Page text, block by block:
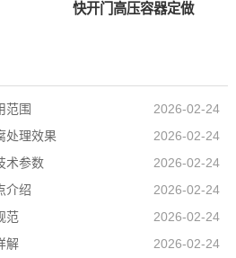
快开门高压容器定做
范围
2026-02-24
处理效果
2026-02-24
术参数
2026-02-24
介绍
2026-02-24
范
2026-02-24
解
2026-02-24